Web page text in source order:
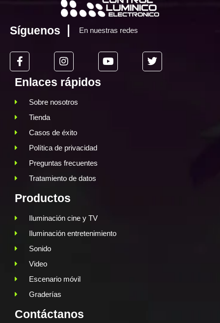
Síguenos En nuestras redes
Enlaces rápidos
Sobre nosotros
Tienda
Casos de éxito
Política de privacidad
Preguntas frecuentes
Tratamiento de datos
Productos
Iluminación cine y TV
Iluminación entretenimiento
Sonido
Video
Escenario móvil
Graderías
Contáctanos